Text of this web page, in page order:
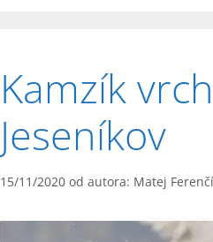
Kamzík
Jeseníkov
15/11/2020 od autora: Matej